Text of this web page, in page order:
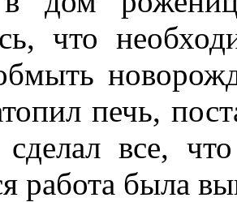
что
печь,
все,
работа была